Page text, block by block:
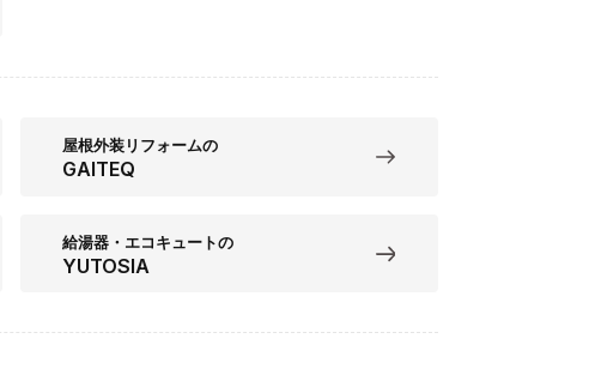
屋根外装リフォームの
GAITEQ
給湯器・エコキュートの
YUTOSIA